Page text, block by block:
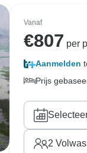
Vanaf
€807 per
Aanmelden
Prijs
2